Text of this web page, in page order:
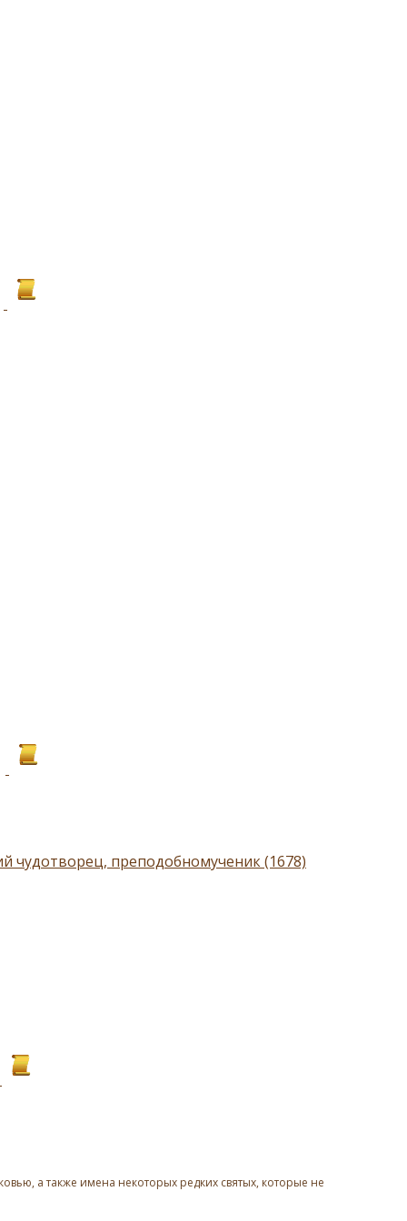
чудотворец, преподобномученик (1678)
а также имена некоторых редких святых, которые не